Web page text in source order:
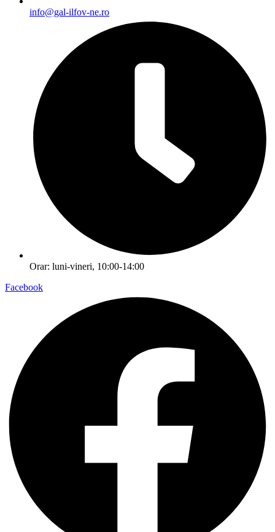
info@gal-ilfov-ne.ro
Orar: luni-vineri, 10:00-14:00
Facebook